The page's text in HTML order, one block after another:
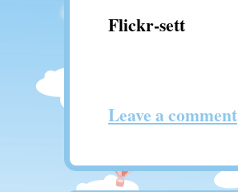
Flickr-sett
Leave a comment